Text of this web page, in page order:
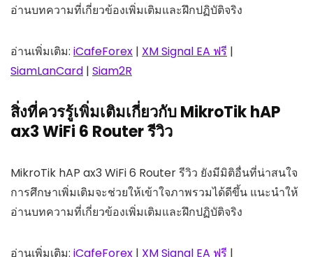
อ่านบทความที่เกี่ยวข้องเพิ่มเติมและฝึกปฏิบัติจริง
อ่านเพิ่มเติม: iCafeForex | XM Signal EA ฟรี |
SiamLanCard | Siam2R
สิ่งที่ควรรู้เพิ่มเติมเกี่ยวกับ MikroTik hAP
ax3 WiFi 6 Router รีวิว
MikroTik hAP ax3 WiFi 6 Router รีวิว ยังมีมิติอื่นที่น่าสนใจ
การศึกษาเพิ่มเติมจะช่วยให้เข้าใจภาพรวมได้ดีขึ้น แนะนำให้
อ่านบทความที่เกี่ยวข้องเพิ่มเติมและฝึกปฏิบัติจริง
อ่านเพิ่มเติม: iCafeForex | XM Signal EA ฟรี |